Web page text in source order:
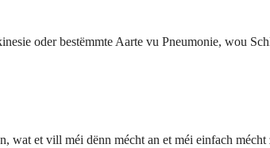
oder bestëmmte Aarte vu Pneumonie, wou
wat et vill méi dënn mécht an et méi einfach